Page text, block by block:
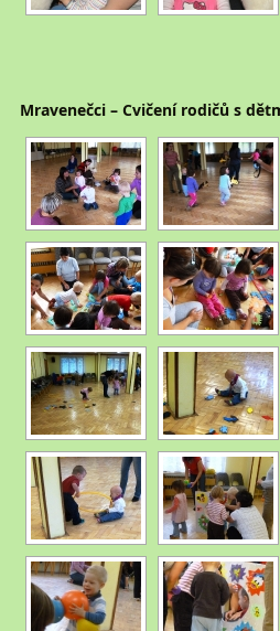
Mravenečci – Cvičení rodičů s